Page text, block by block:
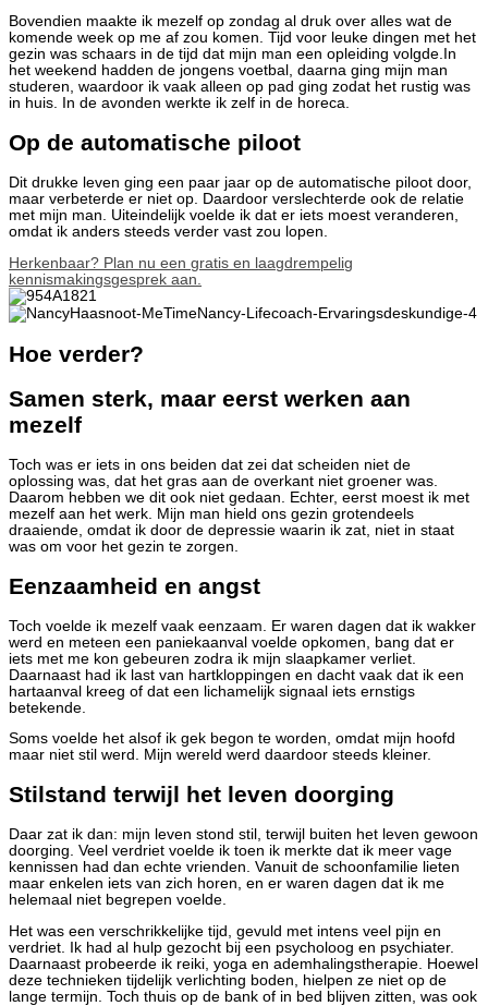
Bovendien maakte ik mezelf op zondag al druk over alles wat de
komende week op me af zou komen. Tijd voor leuke dingen met het
gezin was schaars in de tijd dat mijn man een opleiding volgde.In
het weekend hadden de jongens voetbal, daarna ging mijn man
studeren, waardoor ik vaak alleen op pad ging zodat het rustig was
in huis. In de avonden werkte ik zelf in de horeca.
Op de automatische piloot
Dit drukke leven ging een paar jaar op de automatische piloot door,
maar verbeterde er niet op. Daardoor verslechterde ook de relatie
met mijn man. Uiteindelijk voelde ik dat er iets moest veranderen,
omdat ik anders steeds verder vast zou lopen.
Herkenbaar? Plan nu een gratis en laagdrempelig
kennismakingsgesprek aan.
Hoe verder?
Samen sterk, maar eerst werken aan
mezelf
Toch was er iets in ons beiden dat zei dat scheiden niet de
oplossing was, dat het gras aan de overkant niet groener was.
Daarom hebben we dit ook niet gedaan. Echter, eerst moest ik met
mezelf aan het werk. Mijn man hield ons gezin grotendeels
draaiende, omdat ik door de depressie waarin ik zat, niet in staat
was om voor het gezin te zorgen.
Eenzaamheid en angst
Toch voelde ik mezelf vaak eenzaam. Er waren dagen dat ik wakker
werd en meteen een paniekaanval voelde opkomen, bang dat er
iets met me kon gebeuren zodra ik mijn slaapkamer verliet.
Daarnaast had ik last van hartkloppingen en dacht vaak dat ik een
hartaanval kreeg of dat een lichamelijk signaal iets ernstigs
betekende.
Soms voelde het alsof ik gek begon te worden, omdat mijn hoofd
maar niet stil werd. Mijn wereld werd daardoor steeds kleiner.
Stilstand terwijl het leven doorging
Daar zat ik dan: mijn leven stond stil, terwijl buiten het leven gewoon
doorging. Veel verdriet voelde ik toen ik merkte dat ik meer vage
kennissen had dan echte vrienden. Vanuit de schoonfamilie lieten
maar enkelen iets van zich horen, en er waren dagen dat ik me
helemaal niet begrepen voelde.
Het was een verschrikkelijke tijd, gevuld met intens veel pijn en
verdriet. Ik had al hulp gezocht bij een psycholoog en psychiater.
Daarnaast probeerde ik reiki, yoga en ademhalingstherapie. Hoewel
deze technieken tijdelijk verlichting boden, hielpen ze niet op de
lange termijn. Toch thuis op de bank of in bed blijven zitten, was ook